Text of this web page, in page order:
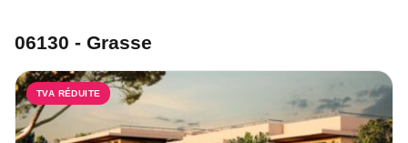
06130 - Grasse
TVA RÉDUITE